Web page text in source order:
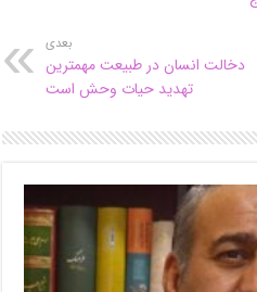
بعدی
دخالت انسان در طبیعت مهمترین
تهدید حیات وحش است